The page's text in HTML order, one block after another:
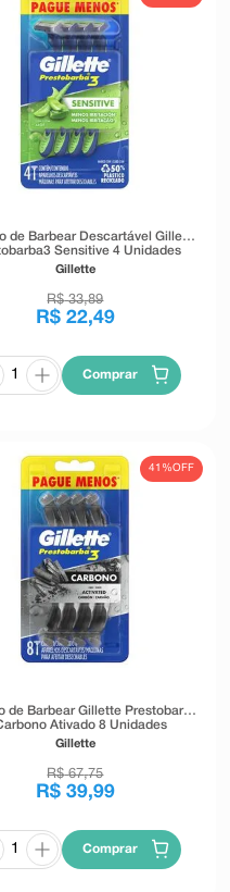
de Barbear Descartável Gillette
Sensitive 4 Unidades
Gillette
R$ 33,89
R$ 22,49
Comprar
41%OFF
de Barbear Gillette Prestobarba
Ativado 8 Unidades
Gillette
R$ 67,75
R$ 39,99
Comprar